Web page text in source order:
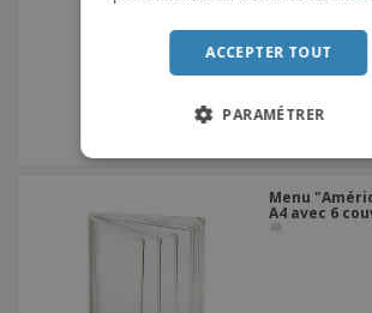
Menu
A4 avec 6
ACCEPTER TOUT
PARAMÉTRER